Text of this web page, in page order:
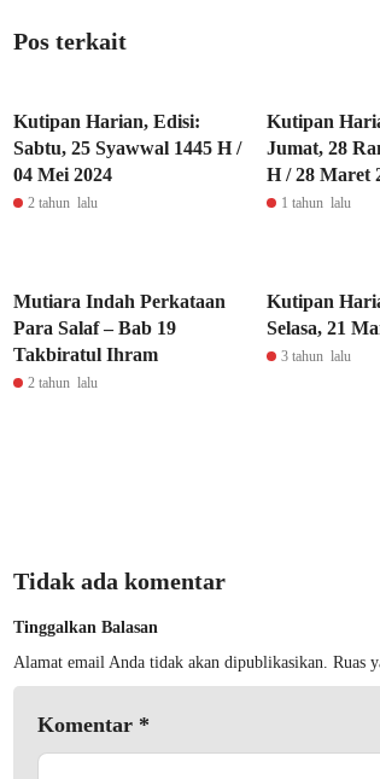
Pos terkait
Kutipan Harian, Edisi:
Sabtu, 25 Syawwal 1445 H /
04 Mei 2024
2 tahun lalu
Kutipan
Jumat, 28
H / 28 Maret
1 tahun lalu
Mutiara Indah Perkataan
Para Salaf – Bab 19
Takbiratul Ihram
2 tahun lalu
Kutipan
Selasa, 21
3 tahun lalu
Tidak ada komentar
Tinggalkan Balasan
Alamat email Anda tidak akan dipublikasikan. Ruas
Komentar *